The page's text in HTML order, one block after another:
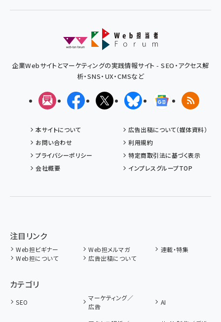
企業Webサイトとマーケティングの実践情報サイト - SEO・アクセス解
析・SNS・UX・CMSなど
メルマガFacebookX(エックス)BlueskyGoogleニュ
RSS
本サイトについて
広告出稿について（媒体資料）
お問い合わせ
利用規約
プライバシーポリシー
特定商取引法に基づく表示
会社概要
インプレスグループTOP
注目リンク
Web担ビギナー Web担メルマガ
連載・特集
Web担について
広告出稿について
カテゴリ
SEO
マーケティング／
広告
AI